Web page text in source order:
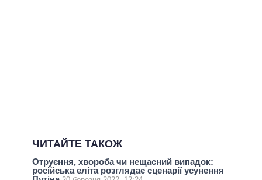
ЧИТАЙТЕ ТАКОЖ
Отруєння, хвороба чи нещасний випадок:
російська еліта розглядає сценарії усунення